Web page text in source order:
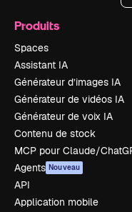
Produits
Spaces
Assistant IA
Générateur d’images IA
Générateur de vidéos IA
Générateur de voix IA
Contenu de stock
MCP pour Claude/
Agents Nouveau
API
Application mobile